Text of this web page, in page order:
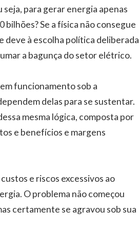
para gerar energia apenas
Se a física não consegue
deve à escolha política deliberada
a bagunça do setor elétrico.
funcionamento sob a
delas para se sustentar.
mesma lógica, composta por
e benefícios e margens
e riscos excessivos ao
O problema não começou
certamente se agravou sob sua